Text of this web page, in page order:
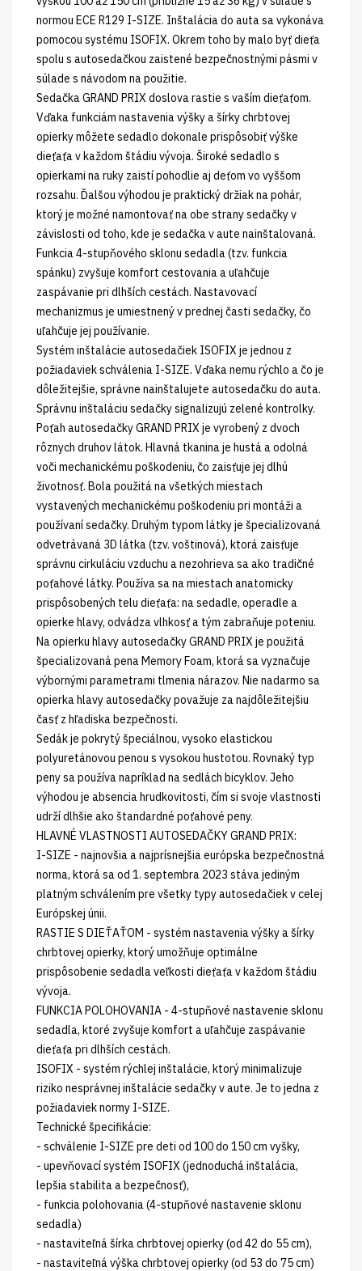
normou ECE R129 I-SIZE. Inštalácia do auta sa vykonáva
pomocou systému ISOFIX. Okrem toho by malo byť dieťa
spolu s autosedačkou zaistené bezpečnostnými pásmi v
súlade s návodom na použitie.
Sedačka GRAND PRIX doslova rastie s vaším dieťaťom.
Vďaka funkciám nastavenia výšky a šírky chrbtovej
opierky môžete sedadlo dokonale prispôsobiť výške
dieťaťa v každom štádiu vývoja. Široké sedadlo s
opierkami na ruky zaistí pohodlie aj deťom vo vyššom
rozsahu. Ďalšou výhodou je praktický držiak na pohár,
ktorý je možné namontovať na obe strany sedačky v
závislosti od toho, kde je sedačka v aute nainštalovaná.
Funkcia 4-stupňového sklonu sedadla (tzv. funkcia
spánku) zvyšuje komfort cestovania a uľahčuje
zaspávanie pri dlhších cestách. Nastavovací
mechanizmus je umiestnený v prednej časti sedačky, čo
uľahčuje jej používanie.
Systém inštalácie autosedačiek ISOFIX je jednou z
požiadaviek schválenia I-SIZE. Vďaka nemu rýchlo a čo je
dôležitejšie, správne nainštalujete autosedačku do auta.
Správnu inštaláciu sedačky signalizujú zelené kontrolky.
Poťah autosedačky GRAND PRIX je vyrobený z dvoch
rôznych druhov látok. Hlavná tkanina je hustá a odolná
voči mechanickému poškodeniu, čo zaisťuje jej dlhú
životnosť. Bola použitá na všetkých miestach
vystavených mechanickému poškodeniu pri montáži a
používaní sedačky. Druhým typom látky je špecializovaná
odvetrávaná 3D látka (tzv. voštinová), ktorá zaisťuje
správnu cirkuláciu vzduchu a nezohrieva sa ako tradičné
poťahové látky. Používa sa na miestach anatomicky
prispôsobených telu dieťaťa: na sedadle, operadle a
opierke hlavy, odvádza vlhkosť a tým zabraňuje poteniu.
Na opierku hlavy autosedačky GRAND PRIX je použitá
špecializovaná pena Memory Foam, ktorá sa vyznačuje
výbornými parametrami tlmenia nárazov. Nie nadarmo sa
opierka hlavy autosedačky považuje za najdôležitejšiu
časť z hľadiska bezpečnosti.
Sedák je pokrytý špeciálnou, vysoko elastickou
polyuretánovou penou s vysokou hustotou. Rovnaký typ
peny sa používa napríklad na sedlách bicyklov. Jeho
výhodou je absencia hrudkovitosti, čím si svoje vlastnosti
udrží dlhšie ako štandardné poťahové peny.
HLAVNÉ VLASTNOSTI AUTOSEDAČKY GRAND PRIX:
I-SIZE - najnovšia a najprísnejšia európska bezpečnostná
norma, ktorá sa od 1. septembra 2023 stáva jediným
platným schválením pre všetky typy autosedačiek v celej
Európskej únii.
RASTIE S DIEŤAŤOM - systém nastavenia výšky a šírky
chrbtovej opierky, ktorý umožňuje optimálne
prispôsobenie sedadla veľkosti dieťaťa v každom štádiu
vývoja.
FUNKCIA POLOHOVANIA - 4-stupňové nastavenie sklonu
sedadla, ktoré zvyšuje komfort a uľahčuje zaspávanie
dieťaťa pri dlhších cestách.
ISOFIX - systém rýchlej inštalácie, ktorý minimalizuje
riziko nesprávnej inštalácie sedačky v aute. Je to jedna z
požiadaviek normy I-SIZE.
Technické špecifikácie:
- schválenie I-SIZE pre deti od 100 do 150 cm vyšky,
- upevňovací systém ISOFIX (jednoduchá inštalácia,
lepšia stabilita a bezpečnosť),
- funkcia polohovania (4-stupňové nastavenie sklonu
sedadla)
- nastaviteľná šírka chrbtovej opierky (od 42 do 55 cm),
- nastaviteľná výška chrbtovej opierky (od 53 do 75 cm)